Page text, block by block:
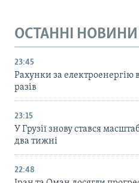
ОСТАННІ НОВИНИ
23:45
Рахунки за електроенергію
разів
23:15
У Грузії знову стався
два тижні
22:48